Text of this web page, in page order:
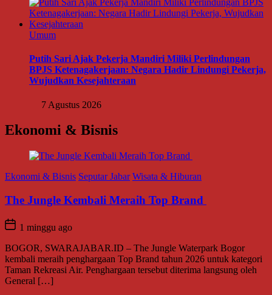
Umum
Putih Sari Ajak Pekerja Mandiri Miliki Perlindungan
BPJS Ketenagakerjaan: Negara Hadir Lindungi Pekerja,
Wujudkan Kesejahteraan
7 Agustus 2026
Ekonomi & Bisnis
Ekonomi & Bisnis Seputar Jabar Wisata & Hiburan
The Jungle Kembali Meraih Top Brand
1 minggu ago
BOGOR, SWARAJABAR.ID – The Jungle Waterpark Bogor
kembali meraih penghargaan Top Brand tahun 2026 untuk kategori
Taman Rekreasi Air. Penghargaan tersebut diterima langsung oleh
General […]